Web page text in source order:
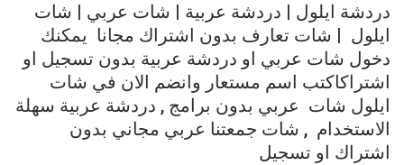
دردشة ايلول | دردشة عربية | شات عربي | شات
ايلول | شات تعارف بدون اشتراك مجانا يمكنك
دخول شات عربي او دردشة عربية بدون تسجيل او
اشتراكاكتب اسم مستعار وانضم الان في شات
ايلول شات عربي بدون برامج , دردشة عربية سهلة
الاستخدام , شات جمعتنا عربي مجاني بدون
اشتراك او تسجيل